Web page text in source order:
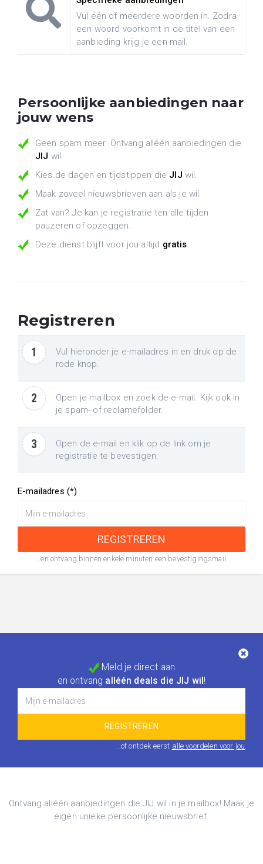
Vul één of meerdere woorden in. Zodra
een woord voorkomt in de titel van een
aanbieding krijg je een mail.
Persoonlijke aanbiedingen naar
jouw wens
Geen spam meer. Ontvang alléén aanbiedingen die
JIJ wil.
Kies de dagen en tijdstippen die JIJ wil.
Maak zoveel nieuwsbrieven aan als je wil.
Zat van? Je kan je registratie ten alle tijden
pauzeren of opzeggen.
Deze dienst blijft voor jou altijd gratis.
Registreren
1
Vul hieronder je e-mailadres in en druk op de
rode knop.
2
Open je mailbox en zoek de e-mail. Kijk ook in
je spam- of reclamefolder.
3
Open de e-mail en klik op de link om je
registratie te bevestigen.
E-mailadres (*)
...en ontvang binnen enkele minuten een bevestigingsmail.
Meld je direct aan
en ontvang alléén deals die JIJ wil !
...of ontdek eerst alle voordelen voor jou
Ontvang alléén aanbiedingen die JIJ wil in je mailbox! Maak je
eigen unieke persoonlijke nieuwsbrief.